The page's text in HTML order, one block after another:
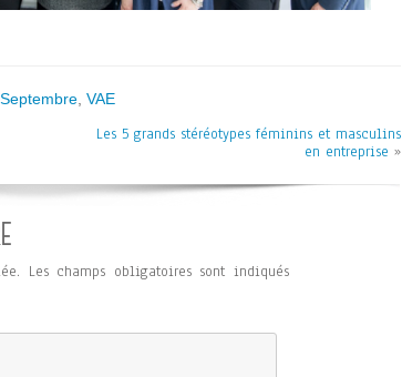
Septembre VAE
Les 5 grands stéréotypes féminins et masculins
en entreprise »
Les champs obligatoires sont indiqués